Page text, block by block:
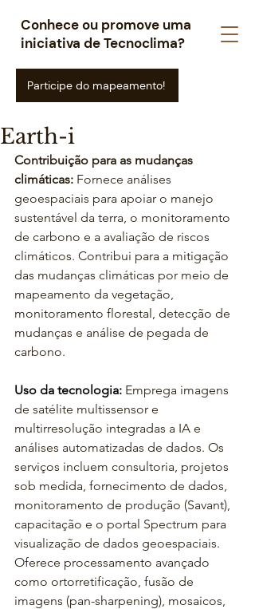
Conhece ou promove uma
iniciativa de Tecnoclima?
Participe do mapeamento!
Earth-i
Contribuição para as mudanças
climáticas: Fornece análises
geoespaciais para apoiar o manejo
sustentável da terra, o monitoramento
de carbono e a avaliação de riscos
climáticos. Contribui para a mitigação
das mudanças climáticas por meio de
mapeamento da vegetação,
monitoramento florestal, detecção de
mudanças e análise de pegada de
carbono.
Uso da tecnologia: Emprega imagens
de satélite multissensor e
multirresolução integradas a IA e
análises automatizadas de dados. Os
serviços incluem consultoria, projetos
sob medida, fornecimento de dados,
monitoramento de produção (Savant),
capacitação e o portal Spectrum para
visualização de dados geoespaciais.
Oferece processamento avançado
como ortorretificação, fusão de
imagens (pan-sharpening), mosaicos,